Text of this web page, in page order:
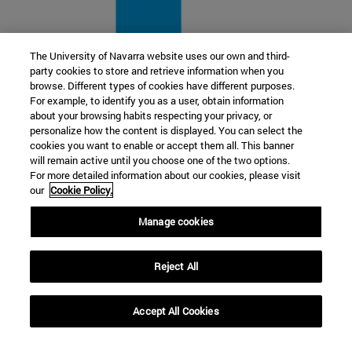
22 SEP
FUNCIÓN Y FICCIÓN. Varios artistas
Más información
The University of Navarra website uses our own and third-
party cookies to store and retrieve information when you
browse. Different types of cookies have different purposes.
For example, to identify you as a user, obtain information
about your browsing habits respecting your privacy, or
personalize how the content is displayed. You can select the
cookies you want to enable or accept them all. This banner
will remain active until you choose one of the two options.
For more detailed information about our cookies, please visit
our Cookie Policy.
Manage cookies
Reject All
Accept All Cookies